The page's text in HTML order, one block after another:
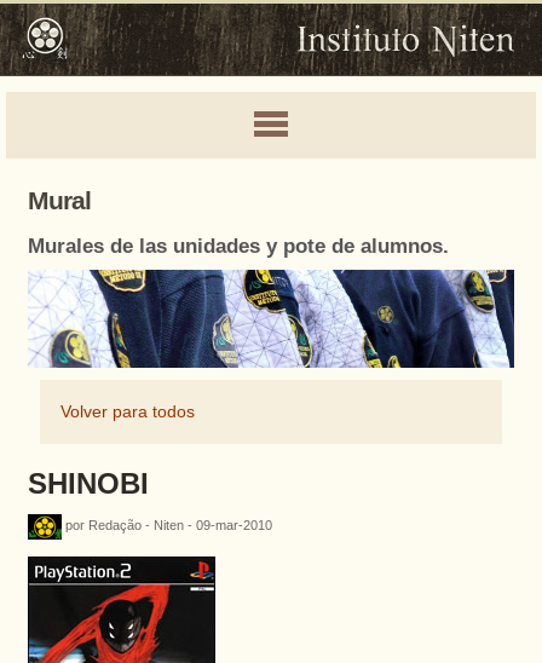
Mural
Murales de las unidades y pote de alumnos.
Volver para todos
SHINOBI
por Redação - Niten - 09-mar-2010